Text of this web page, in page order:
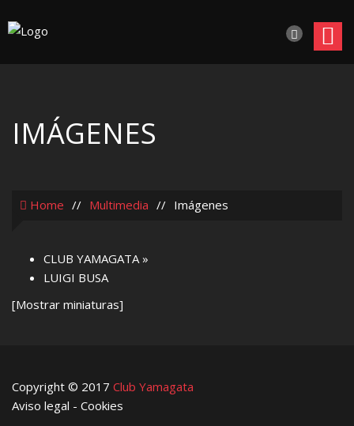
IMÁGENES
Home // Multimedia // Imágenes
CLUB YAMAGATA »
LUIGI BUSA
[Mostrar miniaturas]
Copyright © 2017 Club Yamagata
Aviso legal - Cookies